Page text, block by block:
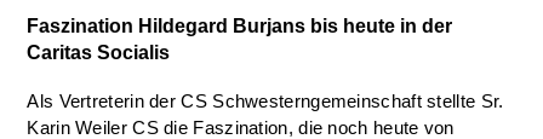
Faszination Hildegard Burjans bis heute in der
Caritas Socialis
Als Vertreterin der CS Schwesterngemeinschaft stellte Sr.
Karin Weiler CS die Faszination, die noch heute von